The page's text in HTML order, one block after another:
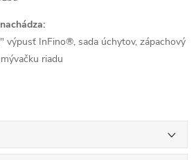
výpusť InFino®, sada úchytov, zápachový
riadu